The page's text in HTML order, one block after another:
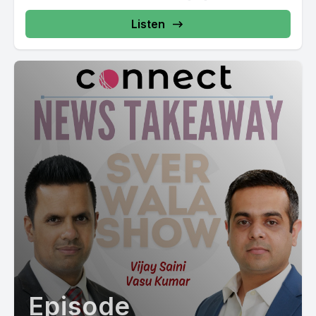
अमीद ना रख्यो के राजिनतिक जमाते थे उते कोई जांच मांगूगी कोई इनक्वारी मांगूगी
कोई होर अपसरत कारियान है क्योंकि हरेखनू अपना पाला के कलूं फाईल खुली ता मेरा.
[00:11:09] Speaker A: जड़ी कैम्पेइन दौरान कहिया कुछ गलां वास्ते राजा वडिंग
मुश्कलां बदान दिया जा रही हैं। साफका यूनियन मंत्री बूता सिंग बारे कीती टिपनी होने
को परचे रूप हासल कर चुकी है। माफी भी मांगली पामें राजा वडिंग ने पर की.
[00:11:28] Speaker B: मिर्कुल जी आमरिंदर सिंग राजा बडिंग दे जड़े बोल सी
सी के जी फरबदी दे विच जाके कांगलस फैंसला कर सकती है कीनू बदलना, कीनू
लाउना, राजा बडिंग न ते जेरे राजा बडिंग दी पिछते खड़े हैं कांगरसी लेटर वो अंदर
लडूपोर रहे हैं के लाइबी यह नहीं जाओगी तो साथी बारी शायद आओगी कोई मारी मोटी
बुंती साथे कहने कोई लडूपोर हुआ सो इसलिए वो भी लैंच है पर राजा बडिं� जदों फिर
दोर्ड दे लिच फ़स सेगंड थार्ड आओंदे ने फिर उननों उचड़ा के खड़ा के सनमान जीता
दित्ते जांदे ना के चलो तिरी ना चता के ते आजो। सो हुण जे तर्थी ते ही खटना बैना था
यह नहीं पता के किदे नंबरे ना खिसक जे बे वो भी पर्चा दर्ज हो गया है, F.I.R. हो गया है,
तो F.I.R. दें जब मैं तारा मां देखना, तो उदे तहएँ कहते हैं जी सजा तकती प्रभीजन है,
तारा दो 300 तरवंजा लगी है, तारा 196 लगी है, तारा 350 यू लगी है, तारा 120 लगी
Listen
Episode